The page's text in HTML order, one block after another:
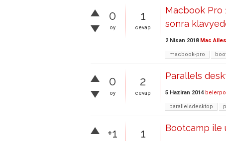
0
oy
1
cevap
Macbook Pro
sonra
2 Nisan 2018 Mac
macbook-pro
0
oy
2
cevap
Parallels
5 Haziran 2014
parallelsdesktop
+1 1 Bootcamp ile